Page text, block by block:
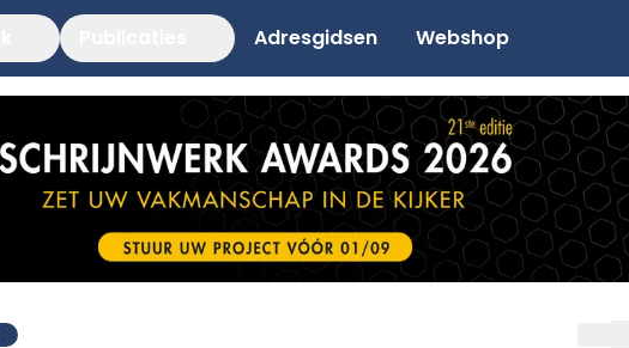
Adresgidsen Webshop